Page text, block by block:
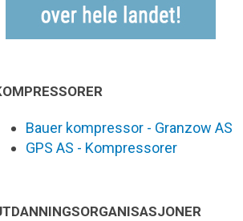
Bauer kompressor - Granzow AS
GPS AS - Kompressorer